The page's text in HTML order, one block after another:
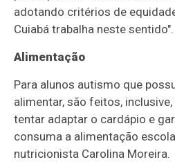
adotando critérios de
Cuiabá trabalha neste sentido".
Alimentação
Para alunos autismo que
alimentar, são feitos,
tentar adaptar o cardápio e
consuma a alimentação
nutricionista Carolina Moreira.